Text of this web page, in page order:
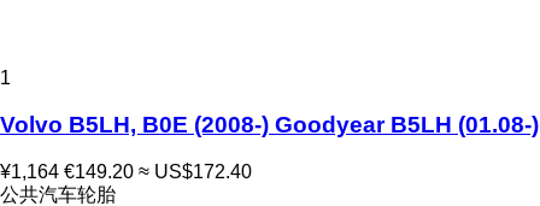
1
Volvo B5LH, B0E (2008-) Goodyear B5LH (01.08-)
¥1,164 €149.20 ≈ US$172.40
公共汽车轮胎